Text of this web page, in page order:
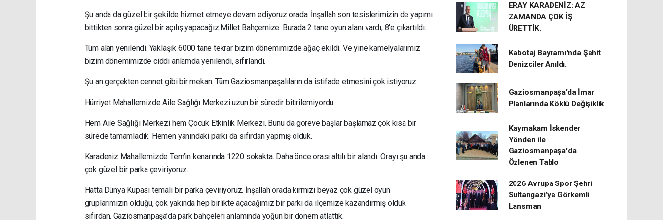
Şu anda da güzel bir şekilde hizmet etmeye devam ediyoruz orada. İnşallah son tesislerimizin de yapımı
bittikten sonra güzel bir açılış yapacağız Millet Bahçemize. Burada 2 tane oyun alanı vardı, 8'e çıkartıldı.
Tüm alan yenilendi. Yaklaşık 6000 tane tekrar bizim dönemimizde ağaç ekildi. Ve yine kamelyalarımız
bizim dönemimizde ciddi anlamda yenilendi, sıfırlandı.
Şu an gerçekten cennet gibi bir mekan. Tüm Gaziosmanpaşalıların da istifade etmesini çok istiyoruz.
Hürriyet Mahallemizde Aile Sağlığı Merkezi uzun bir süredir bitirilemiyordu.
Hem Aile Sağlığı Merkezi hem Çocuk Etkinlik Merkezi. Bunu da göreve başlar başlamaz çok kısa bir
sürede tamamladık. Hemen yanındaki parkı da sıfırdan yapmış olduk.
Karadeniz Mahallemizde Tem’in kenarında 1220 sokakta. Daha önce orası altılı bir alandı. Orayı şu anda
çok güzel bir parka çeviriyoruz.
Hatta Dünya Kupası temalı bir parka çeviriyoruz. İnşallah orada kırmızı beyaz çok güzel oyun
gruplarımızın olduğu, çok yakında hep birlikte açacağımız bir parkı da ilçemize kazandırmış olduk
sıfırdan. Gaziosmanpaşa’da park bahçeleri anlamında yoğun bir dönem atlattık.
ERAY KARADENİZ: AZ
ZAMANDA ÇOK İŞ
ÜRETTİK.
Kabotaj Bayramı'nda Şehit
Denizciler Anıldı.
Gaziosmanpaşa’da İmar
Planlarında Köklü Değişiklik
Kaymakam İskender
Yönden ile
Gaziosmanpaşa'da
Özlenen Tablo
2026 Avrupa Spor Şehri
Sultangazi’ye Görkemli
Lansman